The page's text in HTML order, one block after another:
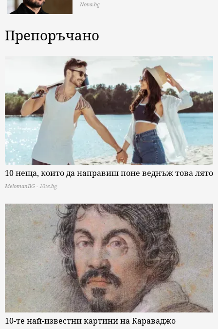
Nova.bg
Препоръчано
10 неща, които да направиш поне веднъж това лято
MelomanBG - 10te.bg
10-те най-известни картини на Караваджо